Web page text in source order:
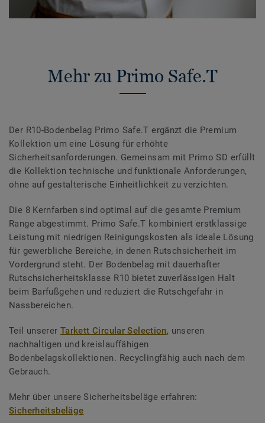
Mehr zu Primo Safe.T
Der R10-Bodenbelag Primo Safe.T ergänzt die Premium
Kollektion um eine Lösung für erhöhte
Sicherheitsanforderungen. Gemeinsam mit Primo SD erfüllt
die Kollektion technische und funktionale Anforderungen,
ohne auf gestalterische Einheitlichkeit zu verzichten.
Die 8 Kernfarben sind optimal auf die gesamte Premium
Range abgestimmt. Primo Safe.T kombiniert erstklassige
Leistung mit niedrigen Reinigungskosten als ideale Lösung
für gewerbliche Bereiche, in denen Rutschsicherheit im
Vordergrund steht. Der Bodenbelag mit dauerhafter
Rutschsicherheitsklasse R10 bietet zuverlässigen Halt
beim Barfußgehen und reduziert die Rutschgefahr in
Nassbereichen.
Teil unserer Tarkett Circular Selection, unseren
nachhaltigen und kreislauffähigen
Bodenbelagskollektionen. Recyclingfähig auch nach dem
Gebrauch.
Mehr über unsere Sicherheitsbeläge erfahren:
Sicherheitsbeläge